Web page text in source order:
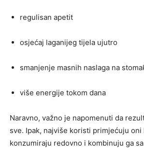
regulisan apetit
osjećaj laganijeg tijela ujutro
smanjenje masnih naslaga na
više energije tokom dana
Naravno, važno je napomenuti da
sve. Ipak, najviše koristi primjećuju oni
konzumiraju redovno i kombinuju ga